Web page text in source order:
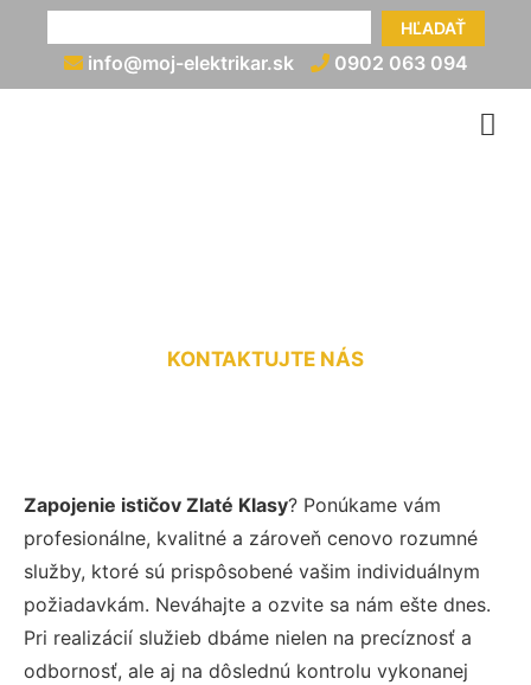
HĽADAŤ
info@moj-elektrikar.sk 0902 063 094
KONTAKTUJTE NÁS
Zapojenie ističov Zlaté Klasy? Ponúkame vám
profesionálne, kvalitné a zároveň cenovo rozumné
služby, ktoré sú prispôsobené vašim individuálnym
požiadavkám. Neváhajte a ozvite sa nám ešte dnes.
Pri realizácií služieb dbáme nielen na precíznosť a
odbornosť, ale aj na dôslednú kontrolu vykonanej